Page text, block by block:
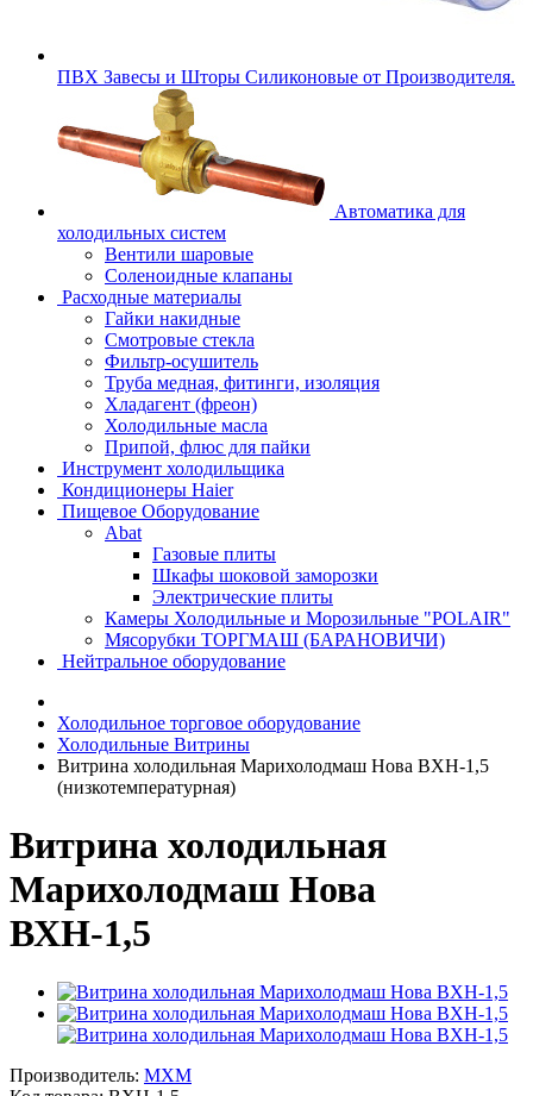
ПВХ Завесы и Шторы Силиконовые от Производителя.
Автоматика для
холодильных систем
Вентили шаровые
Соленоидные клапаны
Расходные материалы
Гайки накидные
Смотровые стекла
Фильтр-осушитель
Труба медная, фитинги, изоляция
Хладагент (фреон)
Холодильные масла
Припой, флюс для пайки
Инструмент холодильщика
Кондиционеры Haier
Пищевое Оборудование
Abat
Газовые плиты
Шкафы шоковой заморозки
Электрические плиты
Камеры Холодильные и Морозильные "POLAIR"
Мясорубки ТОРГМАШ (БАРАНОВИЧИ)
Нейтральное оборудование
Холодильное торговое оборудование
Холодильные Витрины
Витрина холодильная Марихолодмаш Нова ВХН-1,5
(низкотемпературная)
Витрина холодильная
Марихолодмаш Нова
ВХН-1,5
Производитель: MXM